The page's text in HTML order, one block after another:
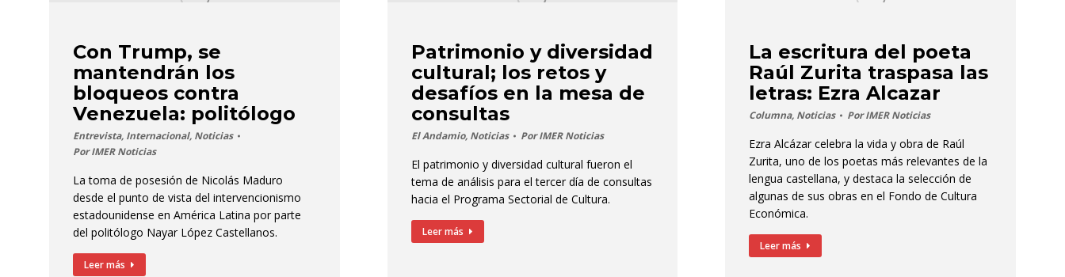
Con Trump, se
mantendrán los
bloqueos contra
Venezuela: politólogo
Entrevista, Internacional, Noticias
PorIMER Noticias
La toma de posesión de Nicolás Maduro
desde el punto de vista del intervencionismo
estadounidense en América Latina por parte
del politólogo Nayar López Castellanos.
Leer más
Patrimonio y diversidad
cultural; los retos y
desafíos en la mesa de
consultas
El Andamio, Noticias PorIMER Noticias
El patrimonio y diversidad cultural fueron el
tema de análisis para el tercer día de consultas
hacia el Programa Sectorial de Cultura.
Leer más
La escritura del poeta
Raúl Zurita traspasa las
letras: Ezra Alcazar
Columna, Noticias PorIMER Noticias
Ezra Alcázar celebra la vida y obra de Raúl
Zurita, uno de los poetas más relevantes de la
lengua castellana, y destaca la selección de
algunas de sus obras en el Fondo de Cultura
Económica.
Leer más